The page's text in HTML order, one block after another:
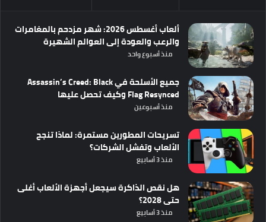
ألعاب أغسطس 2026: شهر مزدحم بالمغامرات
والرعب والعودة إلى العوالم الشهيرة
منذ أسبوع واحد
جميع الأسلحة في Assassin’s Creed: Black
Flag Resynced وكيف تحصل عليها
منذ أسبوعين
تسريحات المطورين مستمرة: لماذا تنجح
الألعاب وتفشل الشركات؟
منذ 3 أسابيع
هل نقص الذاكرة سيجعل أجهزة الألعاب أغلى
حتى 2028؟
منذ 3 أسابيع